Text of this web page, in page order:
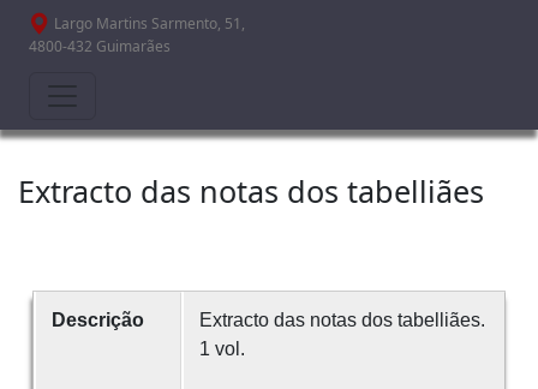
Passar para o conteúdo principal
Largo Martins Sarmento, 51,
4800-432 Guimarães
Extracto das notas dos tabelliães
Descrição
Extracto das notas dos tabelliães.
1 vol.